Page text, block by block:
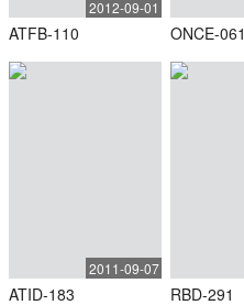
2012-09-01
ATFB-110 ONCE-061
2011-09-07
ATID-183 RBD-291